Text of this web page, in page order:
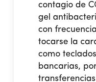
contagio de
gel
con
tocarse la
como
bancarias,